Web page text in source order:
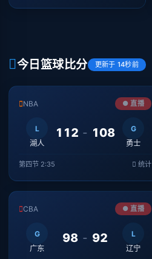
今日篮球比分 更新于 14秒前
NBA ● 直播
L
湖人
112 - 108
G
勇士
第四节 2:35 统计
CBA ● 直播
G
广东
98 - 92
L
辽宁